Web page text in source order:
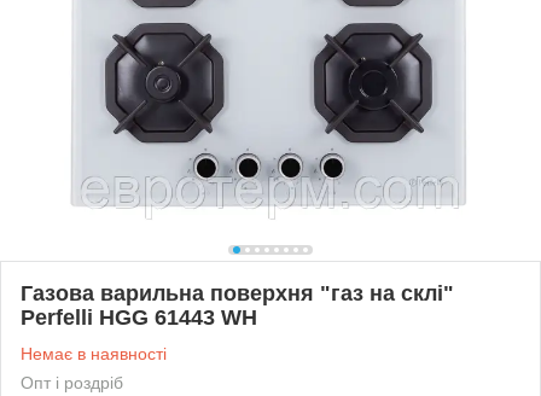
Газова варильна поверхня "газ на склі"
Perfelli HGG 61443 WH
Немає в наявності
Опт і роздріб